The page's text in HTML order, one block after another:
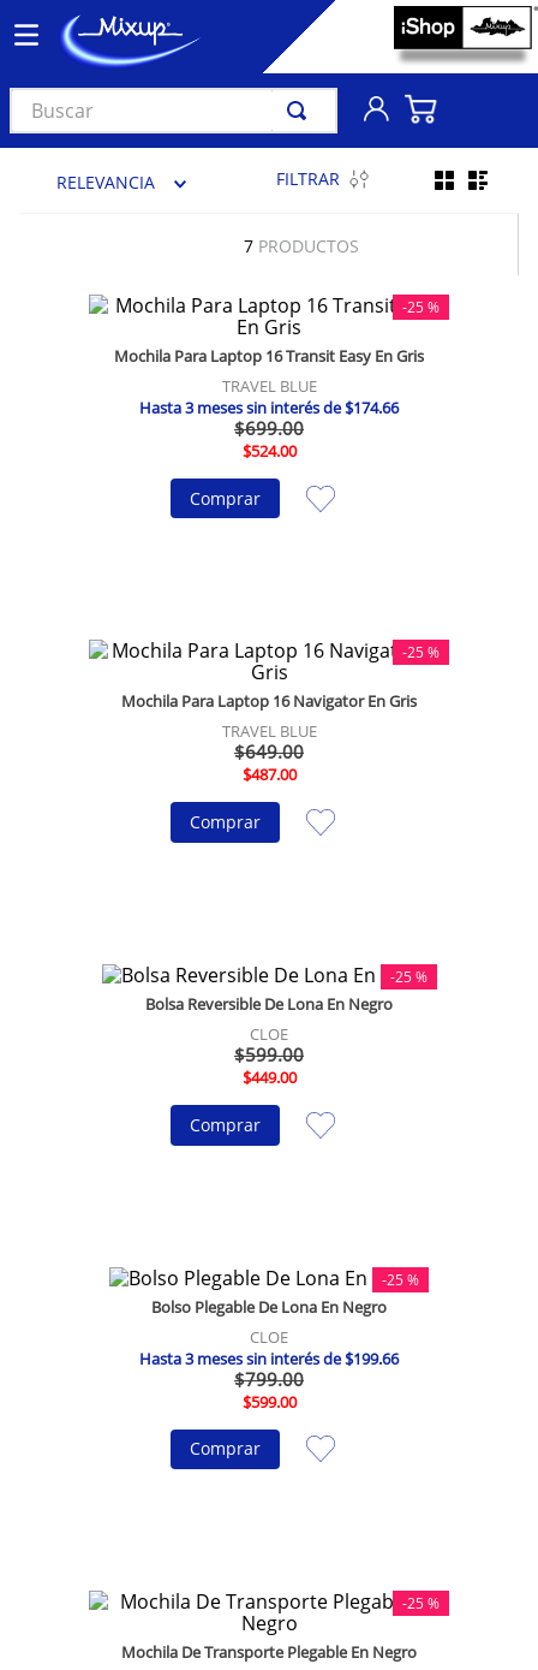
Buscar
RELEVANCIA FILTRAR
7 PRODUCTOS
-25 %
Mochila Para Laptop 16 Transit Easy En Gris
TRAVEL BLUE
Hasta3meses sin interés de$174.66
$699.00
$524.00
Comprar
-25 %
Mochila Para Laptop 16 Navigator En Gris
TRAVEL BLUE
$649.00
$487.00
Comprar
-25 %
Bolsa Reversible De Lona En Negro
CLOE
$599.00
$449.00
Comprar
-25 %
Bolso Plegable De Lona En Negro
CLOE
Hasta3meses sin interés de$199.66
$799.00
$599.00
Comprar
-25 %
Mochila De Transporte Plegable En Negro
1.
vinil
4.
ariana grande
bts
importados